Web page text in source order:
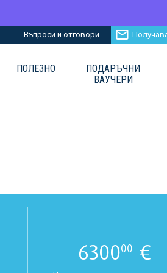
Въпроси и отговори
ПОЛЕЗНО
ПОДАРЪЧНИ
ВАУЧЕРИ
630000 €